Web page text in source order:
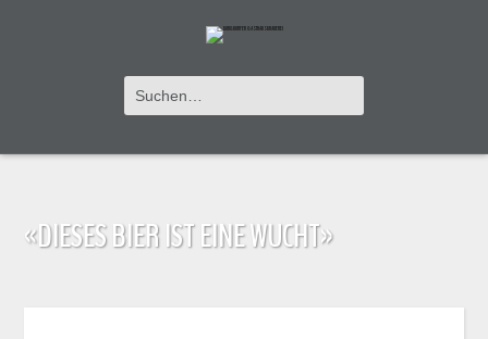
«DIESES BIER IST EINE WUCHT»